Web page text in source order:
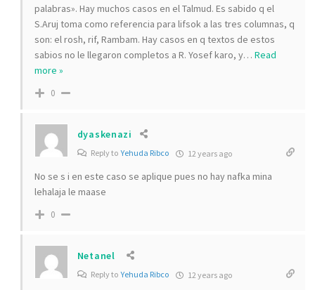
palabras». Hay muchos casos en el Talmud. Es sabido q el
S.Aruj toma como referencia para lifsok a las tres columnas, q
son: el rosh, rif, Rambam. Hay casos en q textos de estos
sabios no le llegaron completos a R. Yosef karo, y… Read
more »
0
dyaskenazi
Reply toYehuda Ribco 12 years ago
No se s i en este caso se aplique pues no hay nafka mina
lehalaja le maase
0
Netanel
Reply toYehuda Ribco 12 years ago